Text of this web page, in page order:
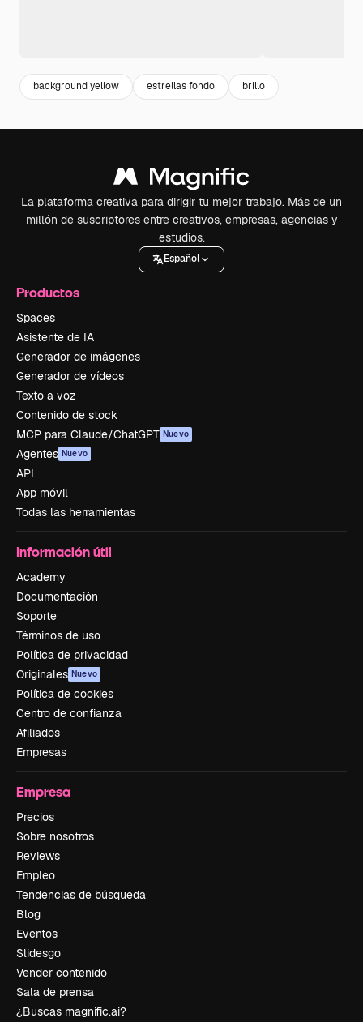
background yellow estrellas fondo brillo
La plataforma creativa para dirigir tu mejor trabajo. Más de un
millón de suscriptores entre creativos, empresas, agencias y
estudios.
Español
Productos
Spaces
Asistente de IA
Generador de imágenes
Generador de vídeos
Texto a voz
Contenido de stock
MCP para Claude/ChatGPT Nuevo
Agentes Nuevo
API
App móvil
Todas las herramientas
Información útil
Academy
Documentación
Soporte
Términos de uso
Política de privacidad
Originales Nuevo
Política de cookies
Centro de confianza
Afiliados
Empresas
Empresa
Precios
Sobre nosotros
Reviews
Empleo
Tendencias de búsqueda
Blog
Eventos
Slidesgo
Vender contenido
Sala de prensa
¿Buscas magnific.ai?